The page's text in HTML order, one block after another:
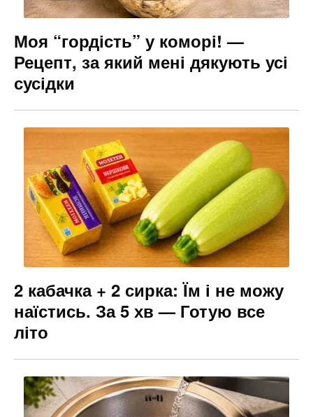
Моя “гордість” у коморі! —
Рецепт, за який мені дякують усі
сусідки
2 кабачка + 2 сирка: Їм і не можу
наїстись. За 5 хв — Готую все
літо